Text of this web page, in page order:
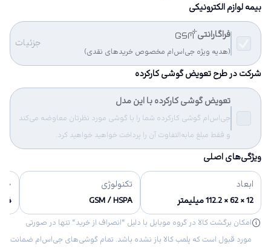
بیمه لوازم الکترونیکی
فراگارانتی
(هدیه ویژه جی‌اس‌ام مخصوص خریدهای نقدی)
جزئیات
شرکت در طرح تعویض گوشی کارکرده
تعویض گوشی کارکرده با این مدل
جی‌اس‌ام گوشی کارکرده شما را با گوشی مورد نظرتان معاوضه می‌کند
و فقط مبلغ مابه‌التفاوت آن را پرداخت خواهید خواهید کرد.
ویژگی‌های اصلی
ابعاد
12 × 62 × 112.2 میلیمتر
تکنولوژی
GSM / HSPA
4 گیگابایت
امکان برگشت کالا در گروه موبایل با دلیل “انصراف از خرید“ تنها در صورتی
مورد قبول است که پلمب کالا باز نشده باشد. تمام گوشی‌های جی‌اس‌ام ضمانت